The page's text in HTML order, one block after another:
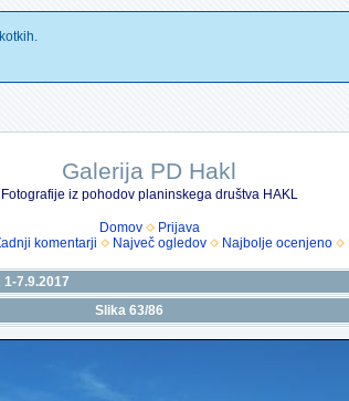
Galerija PD Hakl
Fotografije iz pohodov planinskega društva HAKL
Domov
Prijava
komentarji Največ ogledov Najbolje ocenjeno
1-7.9.2017
Slika 63/86